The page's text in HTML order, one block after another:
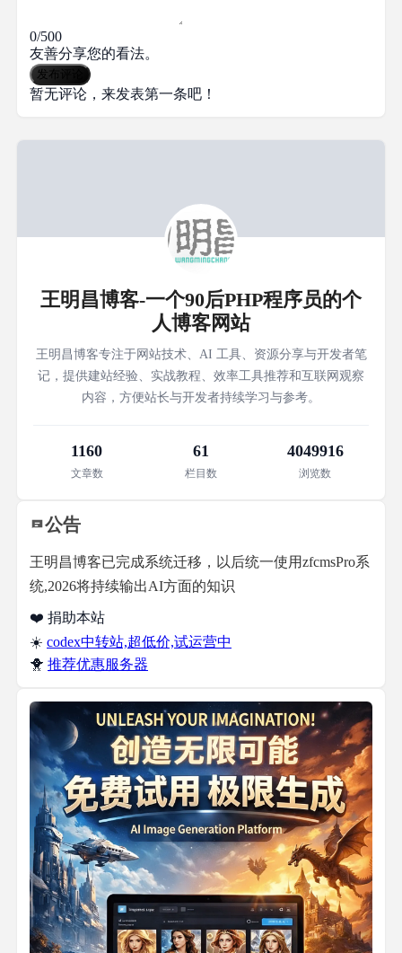
0/500
友善分享您的看法。
发布评论
暂无评论，来发表第一条吧！
王明昌博客-一个90后PHP程序员的个
人博客网站
王明昌博客专注于网站技术、AI 工具、资源分享与开发者笔
记，提供建站经验、实战教程、效率工具推荐和互联网观察
内容，方便站长与开发者持续学习与参考。
1160
文章数
61
栏目数
4049916
浏览数
公告
王明昌博客已完成系统迁移，以后统一使用zfcmsPro系
统,2026将持续输出AI方面的知识
❤️ 捐助本站
☀️ codex中转站,超低价,试运营中
🐥 推荐优惠服务器